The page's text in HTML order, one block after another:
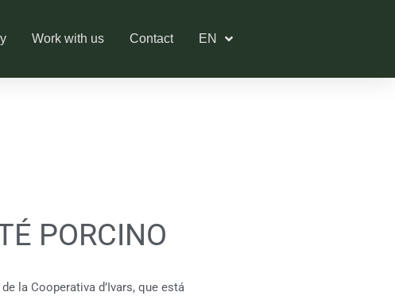
Work with us Contact EN
PORCINO
la Cooperativa d’Ivars, que está